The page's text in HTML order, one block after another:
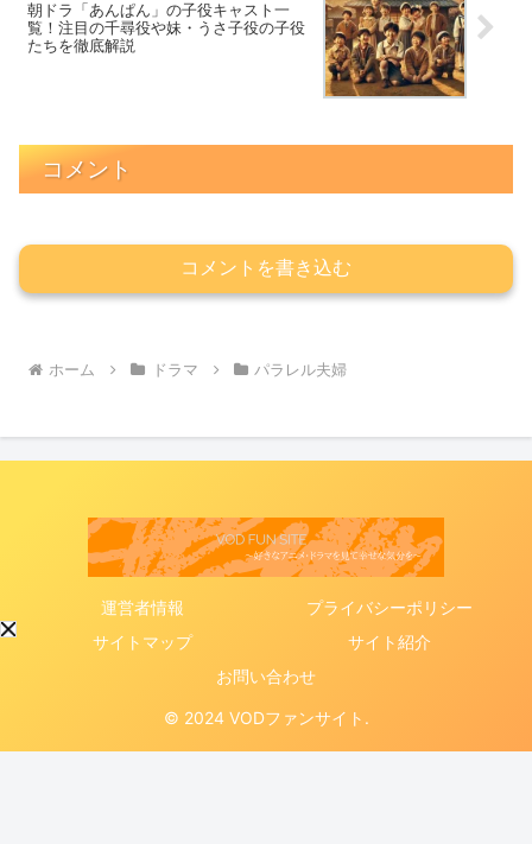
朝ドラ「あんぱん」の子役キャスト一
覧！注目の千尋役や妹・うさ子役の子役
たちを徹底解説
コメント
コメントを書き込む
ホーム ドラマ パラレル夫婦
運営者情報
プライバシーポリシー
サイトマップ
サイト紹介
お問い合わせ
© 2024 VODファンサイト.